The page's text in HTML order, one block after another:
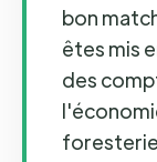
bon
êtes mis
des